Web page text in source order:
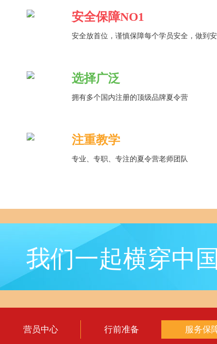
安全保障NO1
安全放首位，谨慎保障每个学员安全，做到
选择广泛
拥有多个国内注册的顶级品牌夏令营
注重教学
专业、专职、专注的夏令营老师团队
我们一起横穿中
营员中心 行前准备 服务保